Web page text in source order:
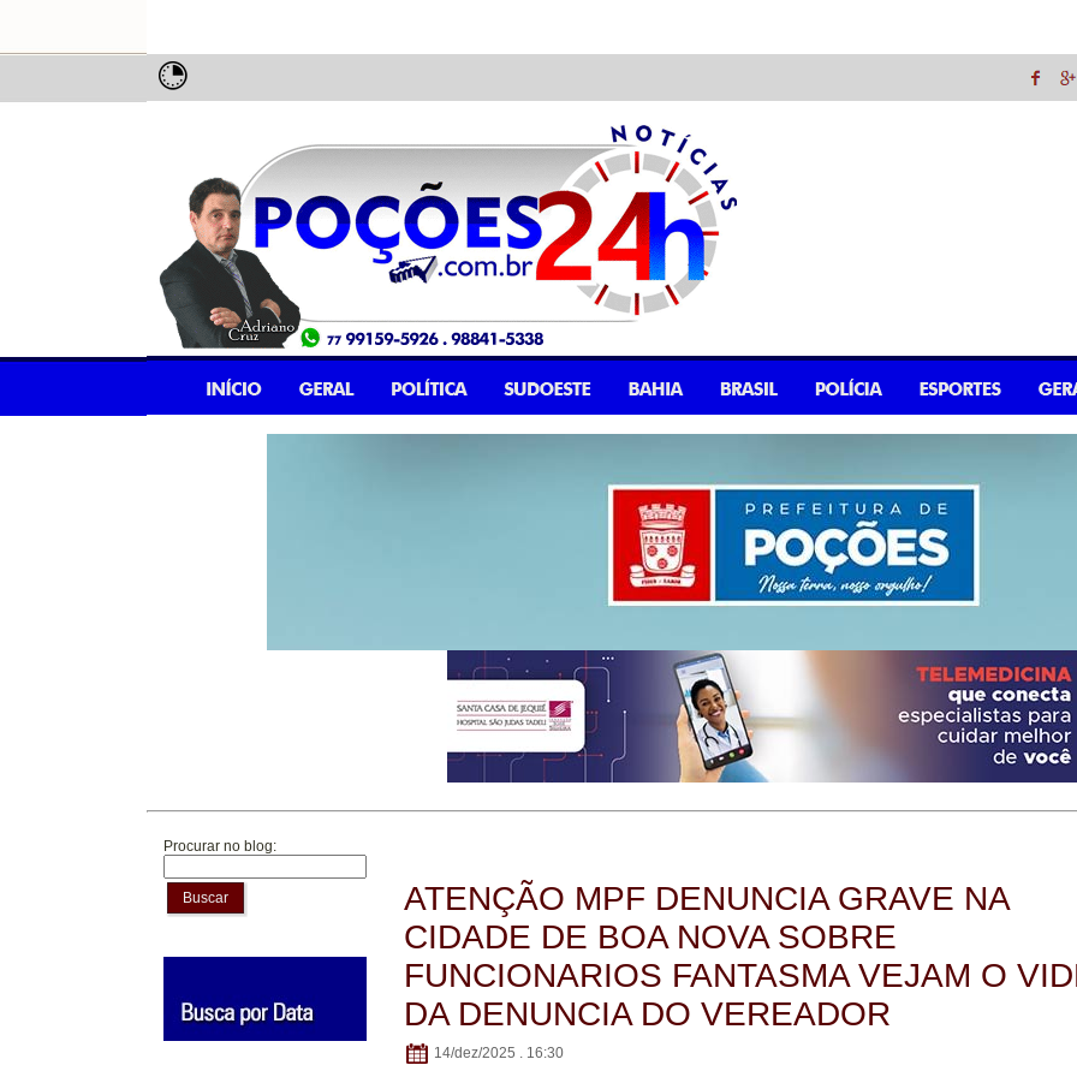
Procurar no blog:
Buscar
ATENÇÃO MPF DENUNCIA GRAVE NA
CIDADE DE BOA NOVA SOBRE
FUNCIONARIOS FANTASMA VEJAM O
DA DENUNCIA DO VEREADOR
14/dez/2025 . 16:30